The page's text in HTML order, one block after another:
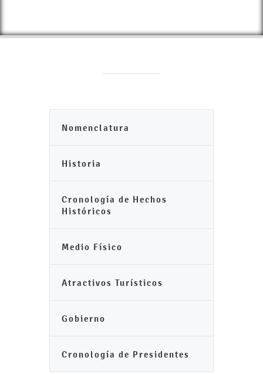
Nomenclatura
Historia
Cronología de Hechos
Históricos
Medio Físico
Atractivos Turísticos
Gobierno
Cronología de Presidentes